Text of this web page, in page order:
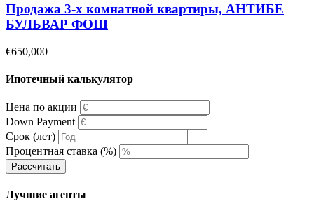
Продажа 3-х комнатной квартиры, АНТИБЕ
БУЛЬВАР ФОШ
€650,000
Ипотечный калькулятор
Цена по акции
Down Payment
Срок (лет)
Процентная ставка (%)
Рассчитать
Лучшие агенты